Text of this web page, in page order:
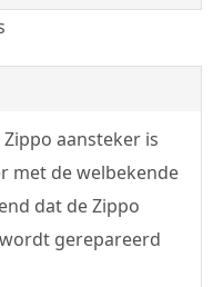
aansteker is
met de welbekende
dat de Zippo
gerepareerd